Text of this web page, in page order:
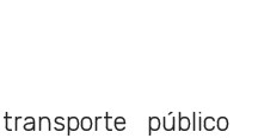
público